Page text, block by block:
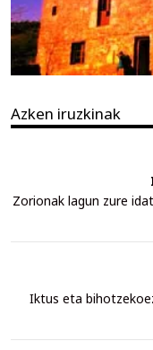
Azken iruzkinak
Zorionak lagun zure
Iktus eta